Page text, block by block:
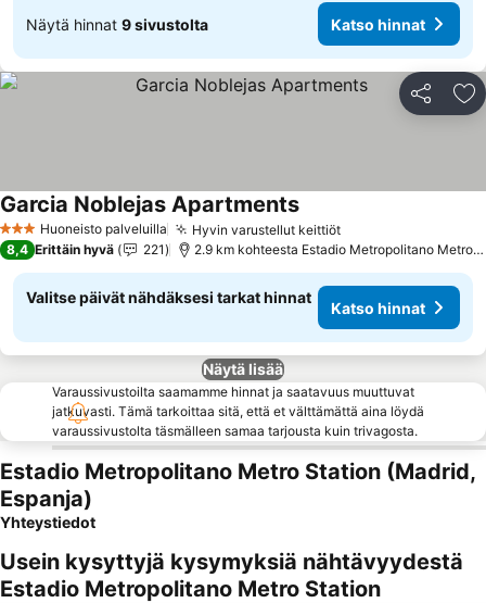
Näytä hinnat 9 sivustolta Katso hinnat
Jaa
3 Tähtiluokitus
Huoneisto palveluilla Hyvin varustellut keittiöt
Garcia Noblejas Apartments
8,4 Erittäin hyvä 221 2.9 km kohteesta Estadio Metropolitano Metro Station
Valitse päivät nähdäksesi tarkat hinnat
Katso hinnat
Näytä lisää
Varaussivustoilta saamamme hinnat ja saatavuus muuttuvat
jatkuvasti. Tämä tarkoittaa sitä, että et välttämättä aina löydä
varaussivustolta täsmälleen samaa tarjousta kuin trivagosta.
Estadio Metropolitano Metro Station (Madrid,
Espanja)
Yhteystiedot
Usein kysyttyjä kysymyksiä nähtävyydestä
Estadio Metropolitano Metro Station